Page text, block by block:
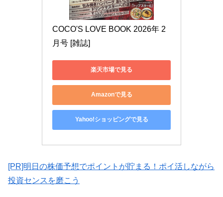
COCO'S LOVE BOOK 2026年 2
月号 [雑誌]
楽天市場で見る
Amazonで見る
Yahoo!ショッピングで見る
[PR]明日の株価予想でポイントが貯まる！ポイ活しながら
投資センスを磨こう